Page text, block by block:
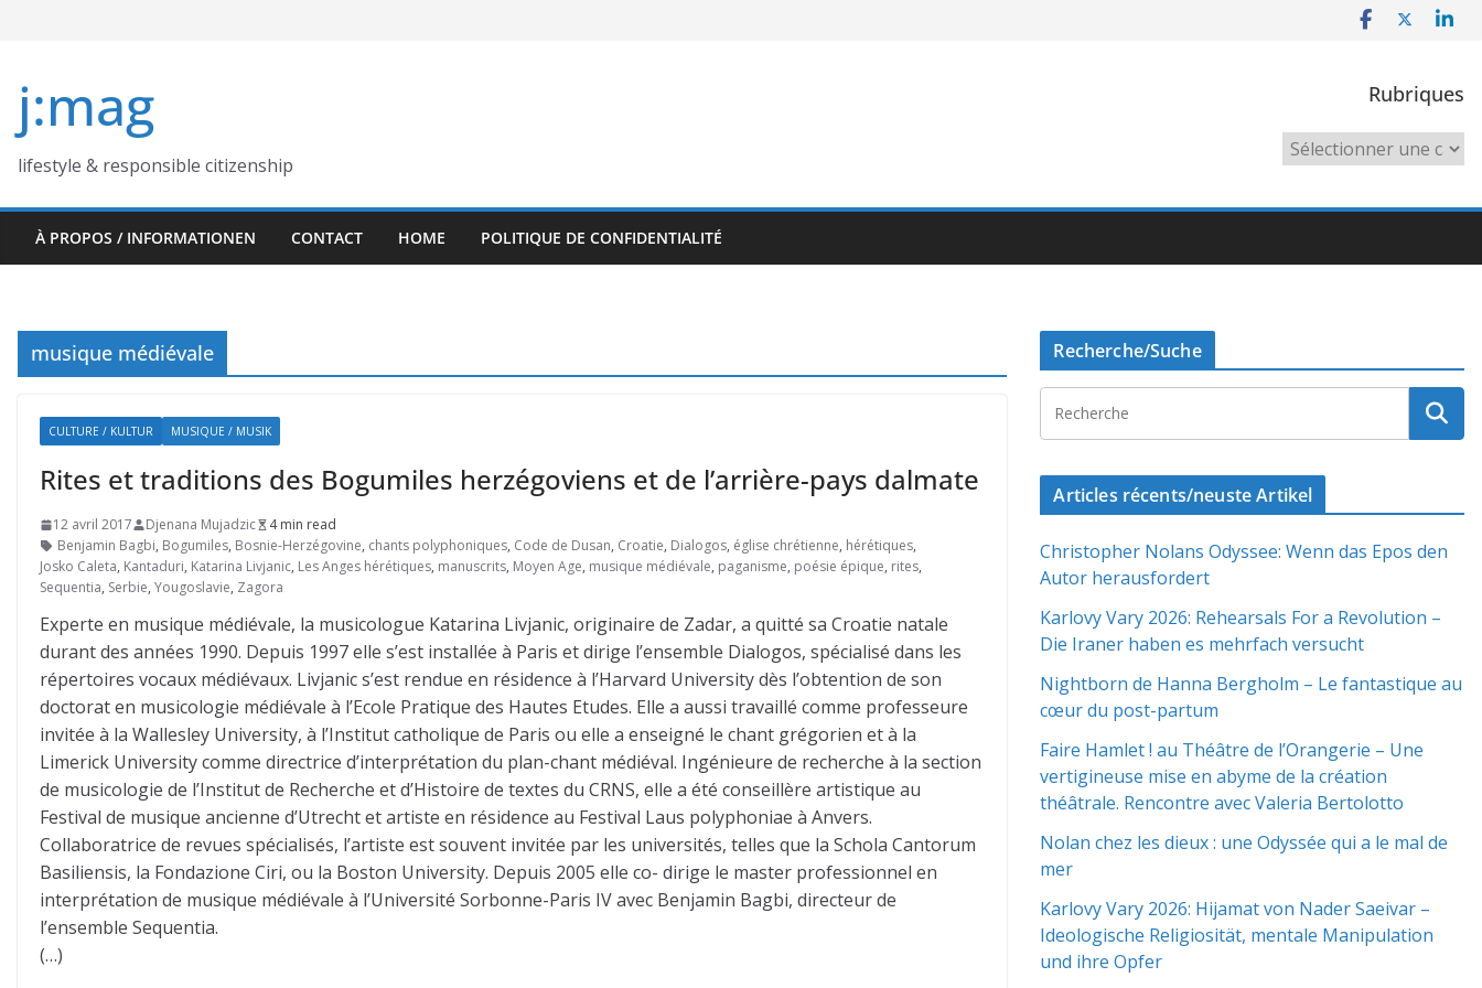
j:mag
lifestyle & responsible citizenship
Rubriques
Rubriques
À PROPOS / INFORMATIONEN CONTACT HOME POLITIQUE DE CONFIDENTIALITÉ
musique médiévale
CULTURE / KULTUR MUSIQUE / MUSIK
Rites et traditions des Bogumiles herzégoviens et de l’arrière-pays dalmate
12 avril 2017 Djenana Mujadzic
4 min read
Benjamin Bagbi, Bogumiles, Bosnie-Herzégovine, chants polyphoniques, Code de Dusan, Croatie, Dialogos, église chrétienne, hérétiques,
Josko Caleta, Kantaduri, Katarina Livjanic, Les Anges hérétiques, manuscrits, Moyen Age, musique médiévale, paganisme, poésie épique, rites,
Sequentia, Serbie, Yougoslavie, Zagora
Experte en musique médiévale, la musicologue Katarina Livjanic, originaire de Zadar, a quitté sa Croatie natale
durant des années 1990. Depuis 1997 elle s’est installée à Paris et dirige l’ensemble Dialogos, spécialisé dans les
répertoires vocaux médiévaux. Livjanic s’est rendue en résidence à l’Harvard University dès l’obtention de son
doctorat en musicologie médiévale à l’Ecole Pratique des Hautes Etudes. Elle a aussi travaillé comme professeure
invitée à la Wallesley University, à l’Institut catholique de Paris ou elle a enseigné le chant grégorien et à la
Limerick University comme directrice d’interprétation du plan-chant médiéval. Ingénieure de recherche à la section
de musicologie de l’Institut de Recherche et d’Histoire de textes du CRNS, elle a été conseillère artistique au
Festival de musique ancienne d’Utrecht et artiste en résidence au Festival Laus polyphoniae à Anvers.
Collaboratrice de revues spécialisés, l’artiste est souvent invitée par les universités, telles que la Schola Cantorum
Basiliensis, la Fondazione Ciri, ou la Boston University. Depuis 2005 elle co- dirige le master professionnel en
interprétation de musique médiévale à l’Université Sorbonne-Paris IV avec Benjamin Bagbi, directeur de
l’ensemble Sequentia.
(…)
Recherche/Suche
Articles récents/neuste Artikel
Christopher Nolans Odyssee: Wenn das Epos den
Autor herausfordert
Karlovy Vary 2026: Rehearsals For a Revolution –
Die Iraner haben es mehrfach versucht
Nightborn de Hanna Bergholm – Le fantastique au
cœur du post-partum
Faire Hamlet ! au Théâtre de l’Orangerie – Une
vertigineuse mise en abyme de la création
théâtrale. Rencontre avec Valeria Bertolotto
Nolan chez les dieux : une Odyssée qui a le mal de
mer
Karlovy Vary 2026: Hijamat von Nader Saeivar​​ –
Ideologische Religiosität, mentale Manipulation
und ihre Opfer